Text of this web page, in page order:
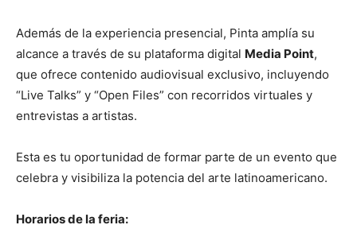
Además de la experiencia presencial, Pinta amplía su
alcance a través de su plataforma digital Media Point,
que ofrece contenido audiovisual exclusivo, incluyendo
“Live Talks” y “Open Files” con recorridos virtuales y
entrevistas a artistas.
Esta es tu oportunidad de formar parte de un evento que
celebra y visibiliza la potencia del arte latinoamericano.
Horarios de la feria: